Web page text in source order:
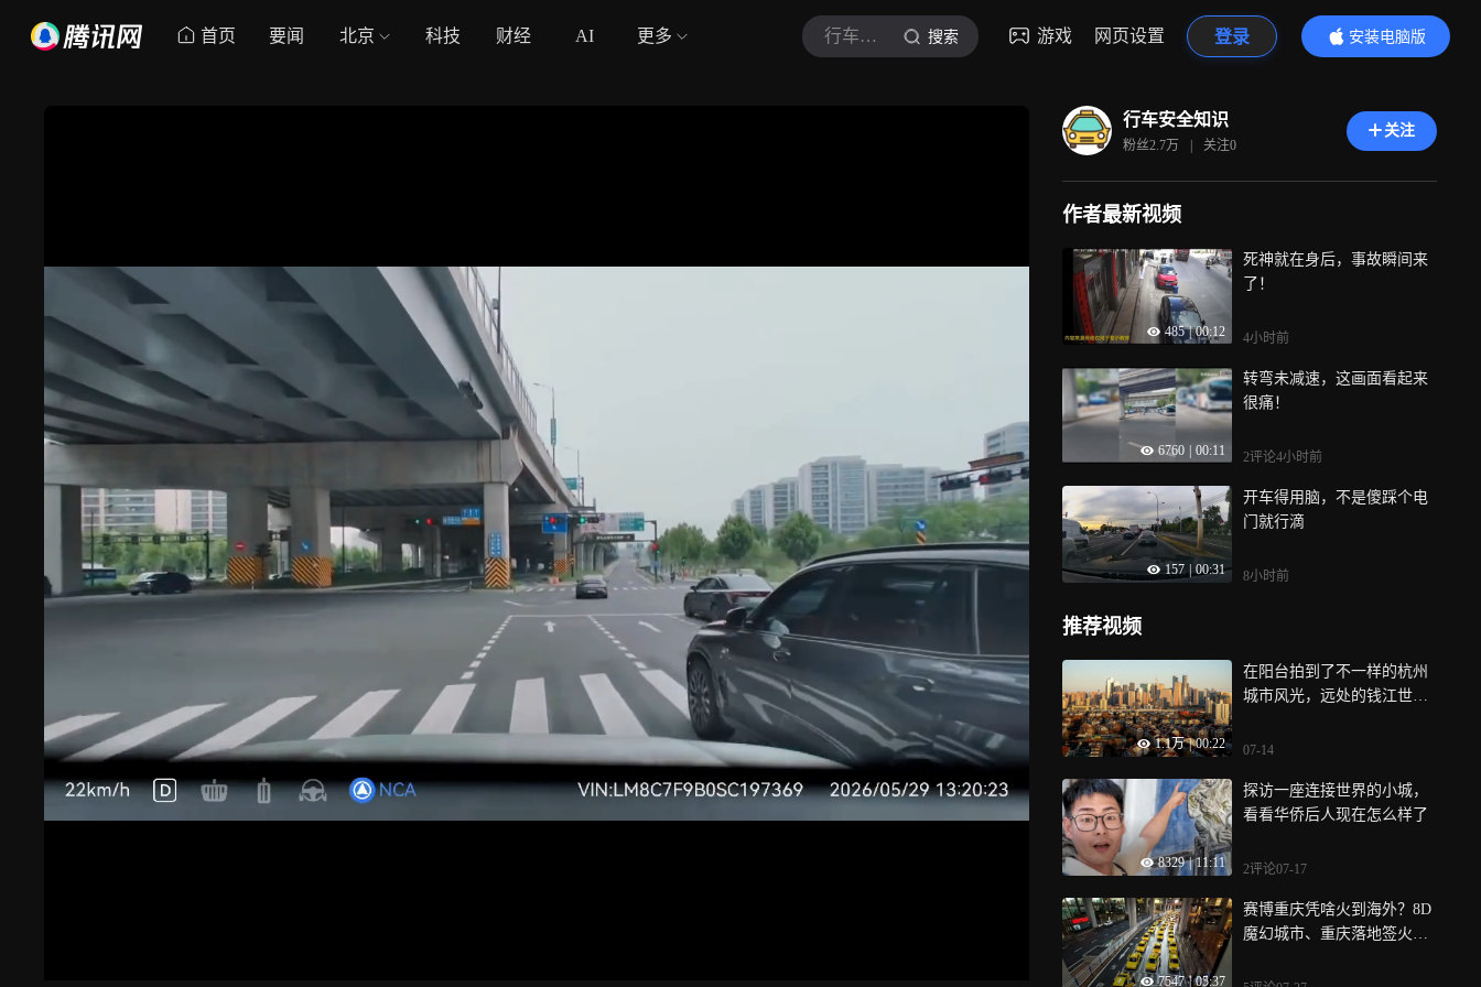
首页 要闻 北京 科技 财经 AI 更多 行车安全知识 搜索 游戏 网页设置 登录
安装电脑版
内容更精彩
行车安全知识
粉丝2.7万 | 关注0
关注
作者最新视频
485 | 00:12
死神就在身后，事故瞬间来
了！
4小时前
6760 00:11
转弯未减速，这画面看起来
很痛！
2评论4小时前
157 00:31
开车得用脑，不是傻踩个电
门就行滴
8小时前
推荐视频
1.1万 | 00:22
在阳台拍到了不一样的杭州
城市风光，远处的钱江世纪
形成了强烈的对比
07-14
8329 | 11:11
探访一座连接世界的小城，
看看华侨后人现在怎么样了
2评论07-17
7547 | 05:37
赛博重庆凭啥火到海外？8D
魔幻城市、重庆落地签火爆